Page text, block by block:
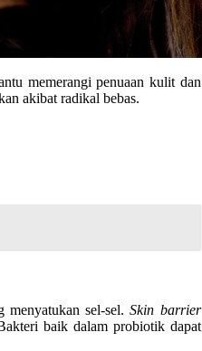
memerangi penuaan kulit dan
akibat radikal bebas.
menyatukan sel-sel.Skin barrier
baik dalam probiotik dapat